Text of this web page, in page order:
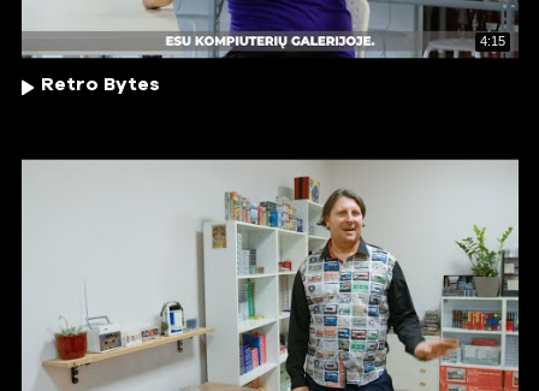
4:15
Retro Bytes